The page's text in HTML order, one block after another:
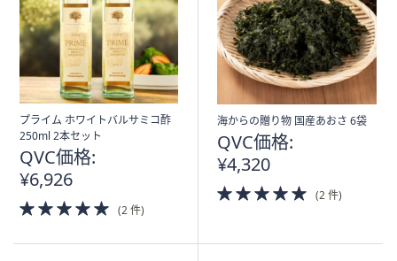
プライム ホワイトバルサミコ酢
250ml 2本セット
QVC価格:
¥6,926
5.0
of
(2 件)
海からの贈り物 国産あおさ 6袋
QVC価格:
¥4,320
5.0
of
(2 件)